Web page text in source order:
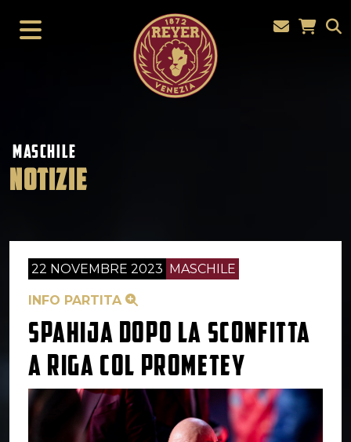
MASCHILE
NOTIZIE
22 NOVEMBRE 2023 MASCHILE
INFO PARTITA
SPAHIJA DOPO LA SCONFITTA
A RIGA COL PROMETEY